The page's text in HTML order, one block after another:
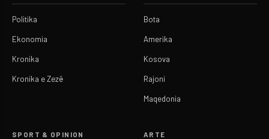
Politika
Ekonomia
Kronika
Kronika e Zezë
Bota
Amerika
Kosova
Rajoni
Maqedonia
SPORT & OPINION ARTE